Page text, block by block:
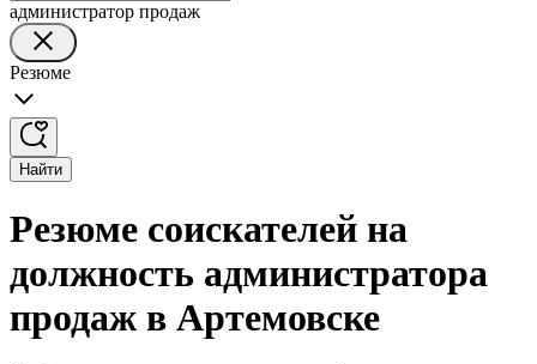
администратор продаж
Резюме
Найти
Резюме соискателей на
должность администратора
продаж в Артемовске